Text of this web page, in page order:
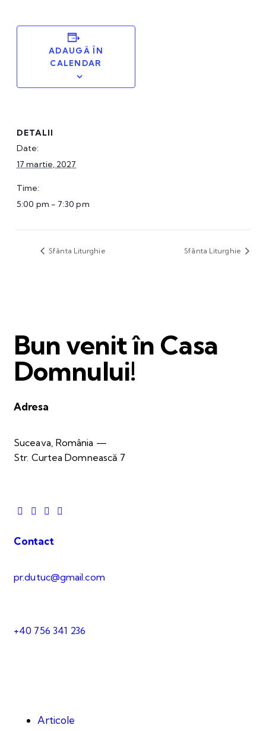
ADAUGĂ ÎN
CALENDAR
DETALII
Date:
17 martie, 2027
Time:
5:00 pm - 7:30 pm
Sfânta Liturghie Sfânta Liturghie
Bun venit în Casa
Domnului!
Adresa
Suceava, România —
Str. Curtea Domnească 7
Contact
pr.dutuc@gmail.com
+40 756 341 236
Articole